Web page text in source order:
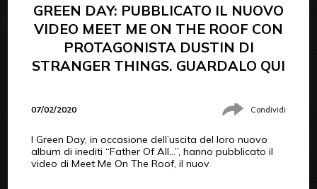
GREEN DAY: PUBBLICATO IL NUOVO
VIDEO MEET ME ON THE ROOF CON
PROTAGONISTA DUSTIN DI
STRANGER THINGS. GUARDALO QUI
07/02/2020 Condividi
I Green Day, in occasione dell’uscita del loro nuovo
album di inediti “Father Of All…”, hanno pubblicato il
video di Meet Me On The Roof, il nuov